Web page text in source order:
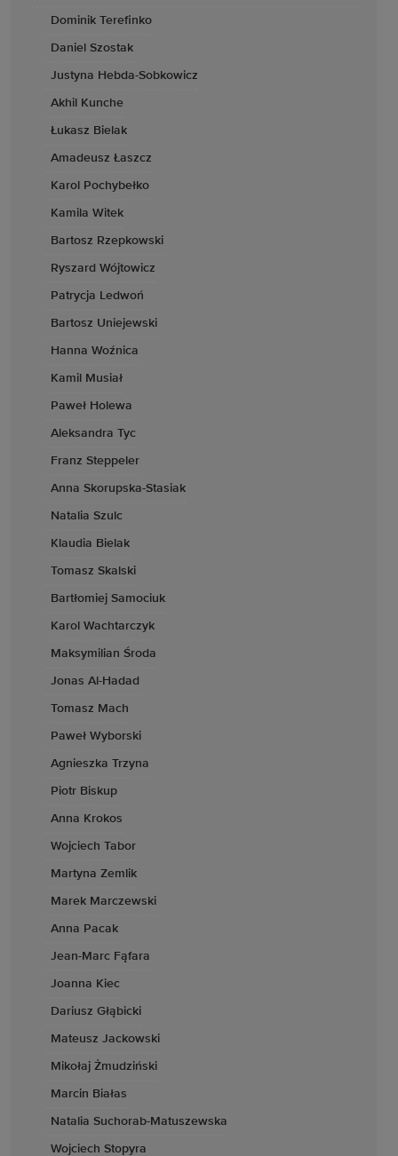
Dominik Terefinko
Daniel Szostak
Justyna Hebda-Sobkowicz
Akhil Kunche
Łukasz Bielak
Amadeusz Łaszcz
Karol Pochybełko
Kamila Witek
Bartosz Rzepkowski
Ryszard Wójtowicz
Patrycja Ledwoń
Bartosz Uniejewski
Hanna Woźnica
Kamil Musiał
Paweł Holewa
Aleksandra Tyc
Franz Steppeler
Anna Skorupska-Stasiak
Natalia Szulc
Klaudia Bielak
Tomasz Skalski
Bartłomiej Samociuk
Karol Wachtarczyk
Maksymilian Środa
Jonas Al-Hadad
Tomasz Mach
Paweł Wyborski
Agnieszka Trzyna
Piotr Biskup
Anna Krokos
Wojciech Tabor
Martyna Zemlik
Marek Marczewski
Anna Pacak
Jean-Marc Fąfara
Joanna Kiec
Dariusz Głąbicki
Mateusz Jackowski
Mikołaj Żmudziński
Marcin Białas
Natalia Suchorab-Matuszewska
Wojciech Stopyra